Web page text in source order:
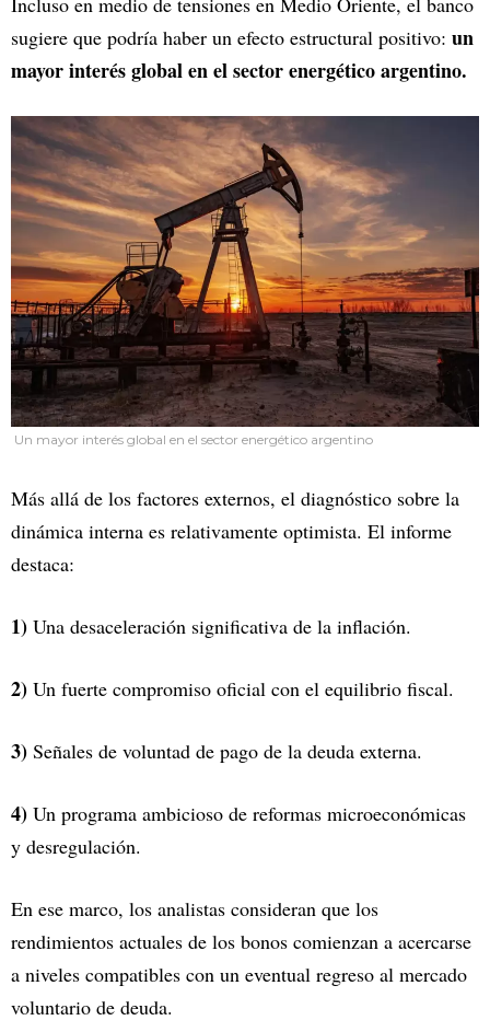
sugiere que podría haber un efecto estructural positivo: un
mayor interés global en el sector energético argentino.
Un mayor interés global en el sector energético argentino
Más allá de los factores externos, el diagnóstico sobre la
dinámica interna es relativamente optimista. El informe
destaca:
1) Una desaceleración significativa de la inflación.
2) Un fuerte compromiso oficial con el equilibrio fiscal.
3) Señales de voluntad de pago de la deuda externa.
4) Un programa ambicioso de reformas microeconómicas
y desregulación.
En ese marco, los analistas consideran que los
rendimientos actuales de los bonos comienzan a acercarse
a niveles compatibles con un eventual regreso al mercado
voluntario de deuda.